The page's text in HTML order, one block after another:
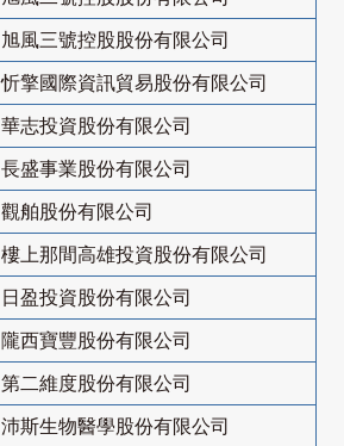
旭風三號控股股份有限公司
忻擎國際資訊貿易股份有限公司
華志投資股份有限公司
長盛事業股份有限公司
觀舶股份有限公司
樓上那間高雄投資股份有限公司
日盈投資股份有限公司
隴西寶豐股份有限公司
第二維度股份有限公司
沛斯生物醫學股份有限公司